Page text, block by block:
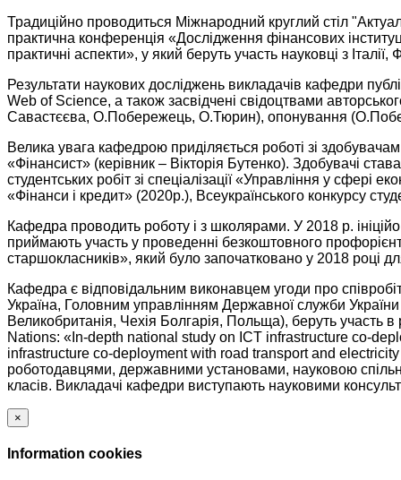
Традиційно проводиться Міжнародний круглий стіл
практична конференція «Дослідження фінансових
практичні аспекти», у який беруть участь науковці з
Результати наукових досліджень викладачів кафедри
Web of Science, а також засвідчені свідоцтвами
Савастєєва, О.Побережець, О.Тюрин), опонування
Велика увага кафедрою приділяється роботі зі
«Фінансист» (керівник – Вікторія Бутенко). Здобувачі
студентських робіт зі спеціалізації «Управління у сфері
«Фінанси і кредит» (2020р.), Всеукраїнського конкурсу
Кафедра проводить роботу і з школярами. У 2018 р.
приймають участь у проведенні безкоштовного
старшокласників», який було започатковано у 2018 році
Кафедра є відповідальним виконавцем угоди про
Україна, Головним управлінням Державної служби
Великобританія, Чехія Болгарія, Польща), беруть участь
Nations: «In-depth national study on ICT infrastructure co-
infrastructure co-deployment with road transport and
роботодавцями, державними установами, науковою
класів. Викладачі кафедри виступають науковими
×
Information cookies